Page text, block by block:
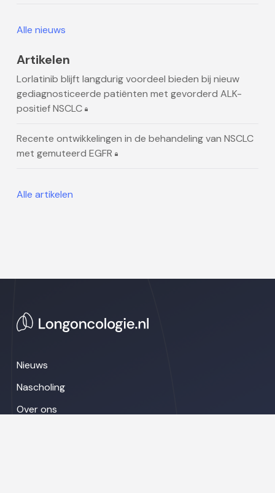
Alle nieuws
Artikelen
Lorlatinib blijft langdurig voordeel bieden bij nieuw
gediagnosticeerde patiënten met gevorderd ALK-
positief NSCLC
Recente ontwikkelingen in de behandeling van NSCLC
met gemuteerd EGFR
Alle artikelen
Nieuws
Nascholing
Over ons